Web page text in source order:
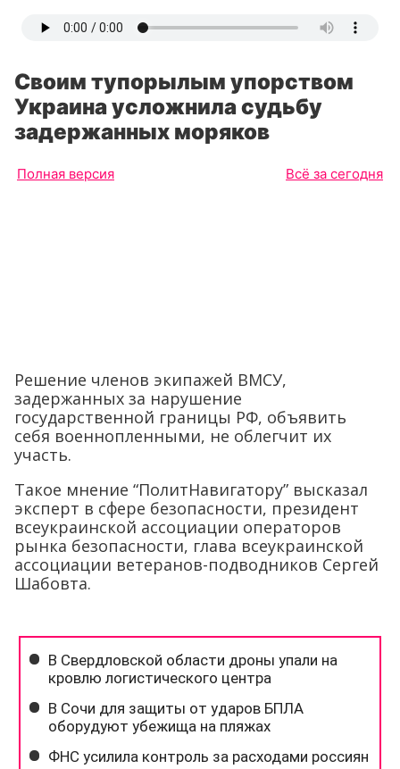
Своим тупорылым упорством
Украина усложнила судьбу
задержанных моряков
Полная версия Всё за сегодня
Решение членов экипажей ВМСУ,
задержанных за нарушение
государственной границы РФ, объявить
себя военнопленными, не облегчит их
участь.
Такое мнение “ПолитНавигатору” высказал
эксперт в сфере безопасности, президент
всеукраинской ассоциации операторов
рынка безопасности, глава всеукраинской
ассоциации ветеранов-подводников Сергей
Шабовта.